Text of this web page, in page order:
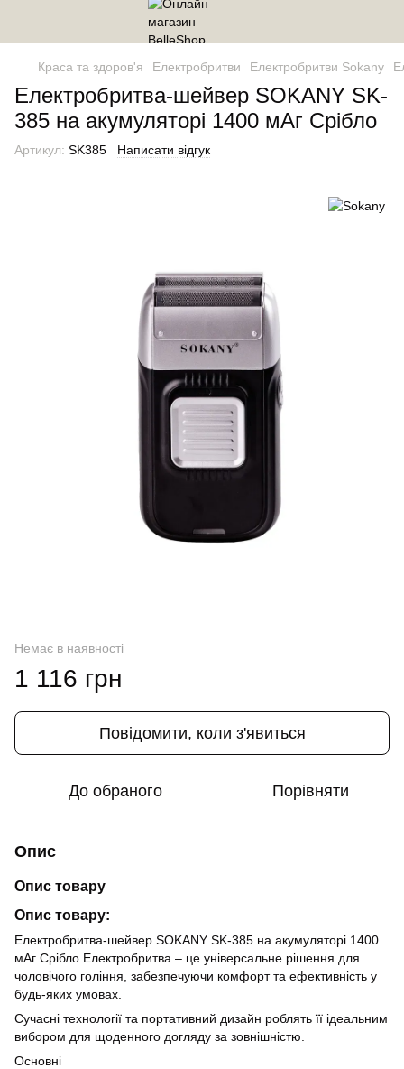
Краса та здоров'я Електробритви Електробритви Sokany
Електробритва-шейвер SOKANY SK-
385 на акумуляторі 1400 мАг Срібло
Артикул: SK385 Написати відгук
Немає в наявності
1 116 грн
Повідомити, коли з'явиться
До обраного Порівняти
Опис
Опис товару
Опис товару:
Електробритва-шейвер SOKANY SK-385 на акумуляторі 1400
мАг Срібло Електробритва – це універсальне рішення для
чоловічого гоління, забезпечуючи комфорт та ефективність у
будь-яких умовах.
Сучасні технології та портативний дизайн роблять її ідеальним
вибором для щоденного догляду за зовнішністю.
Основні